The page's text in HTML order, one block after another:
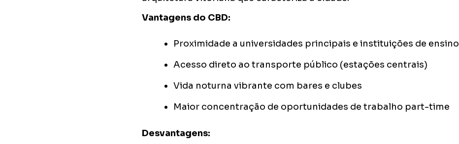
Vantagens do CBD:
Proximidade a universidades principais e instituições de ensino
Acesso direto ao transporte público (estações centrais)
Vida noturna vibrante com bares e clubes
Maior concentração de oportunidades de trabalho part-time
Desvantagens: